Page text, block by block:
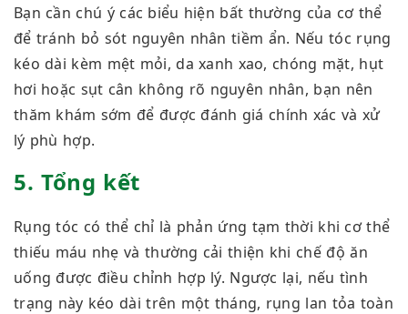
Bạn cần chú ý các biểu hiện bất thường của cơ thể
để tránh bỏ sót nguyên nhân tiềm ẩn. Nếu tóc rụng
kéo dài kèm mệt mỏi, da xanh xao, chóng mặt, hụt
hơi hoặc sụt cân không rõ nguyên nhân, bạn nên
thăm khám sớm để được đánh giá chính xác và xử
lý phù hợp.
5. Tổng kết
Rụng tóc có thể chỉ là phản ứng tạm thời khi cơ thể
thiếu máu nhẹ và thường cải thiện khi chế độ ăn
uống được điều chỉnh hợp lý. Ngược lại, nếu tình
trạng này kéo dài trên một tháng, rụng lan tỏa toàn